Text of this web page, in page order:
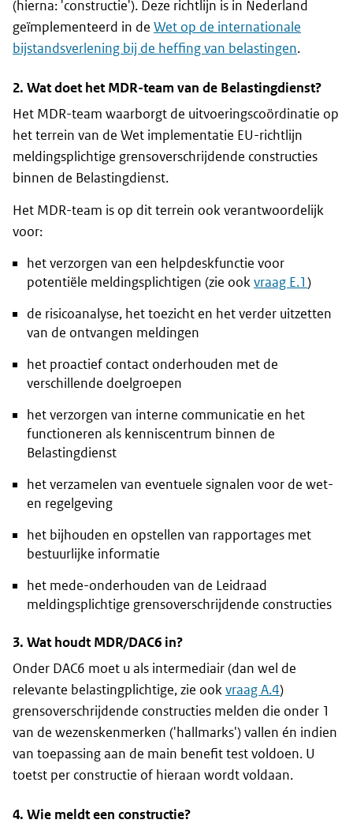
(hierna: 'constructie'). Deze richtlijn is in Nederland
geïmplementeerd in de Wet op de internationale
bijstandsverlening bij de heffing van belastingen.
2. Wat doet het MDR-team van de Belastingdienst?
Het MDR-team waarborgt de uitvoeringscoördinatie op
het terrein van de Wet implementatie EU-richtlijn
meldingsplichtige grensoverschrijdende constructies
binnen de Belastingdienst.
Het MDR-team is op dit terrein ook verantwoordelijk
voor:
het verzorgen van een helpdeskfunctie voor
potentiële meldingsplichtigen (zie ookvraag E.1)
de risicoanalyse, het toezicht en het verder uitzetten
van de ontvangen meldingen
het proactief contact onderhouden met de
verschillende doelgroepen
het verzorgen van interne communicatie en het
functioneren als kenniscentrum binnen de
Belastingdienst
het verzamelen van eventuele signalen voor de wet-
en regelgeving
het bijhouden en opstellen van rapportages met
bestuurlijke informatie
het mede-onderhouden van de Leidraad
meldingsplichtige grensoverschrijdende constructies
3. Wat houdt MDR/DAC6 in?
Onder DAC6 moet u als intermediair (dan wel de
relevante belastingplichtige, zie ookvraag A.4)
grensoverschrijdende constructies melden die onder 1
van de wezenskenmerken ('hallmarks') vallen én indien
van toepassing aan de main benefit testvoldoen. U
toetst per constructie of hieraan wordt voldaan.
4. Wie meldt een constructie?